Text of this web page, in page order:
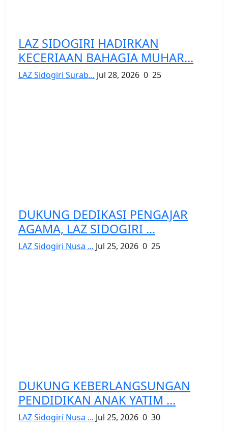
LAZ SIDOGIRI HADIRKAN
KECERIAAN BAHAGIA MUHAR...
LAZ Sidogiri Surab... Jul 28, 2026 0 25
DUKUNG DEDIKASI PENGAJAR
AGAMA, LAZ SIDOGIRI ...
LAZ Sidogiri Nusa ... Jul 25, 2026 0 25
DUKUNG KEBERLANGSUNGAN
PENDIDIKAN ANAK YATIM ...
LAZ Sidogiri Nusa ... Jul 25, 2026 0 30